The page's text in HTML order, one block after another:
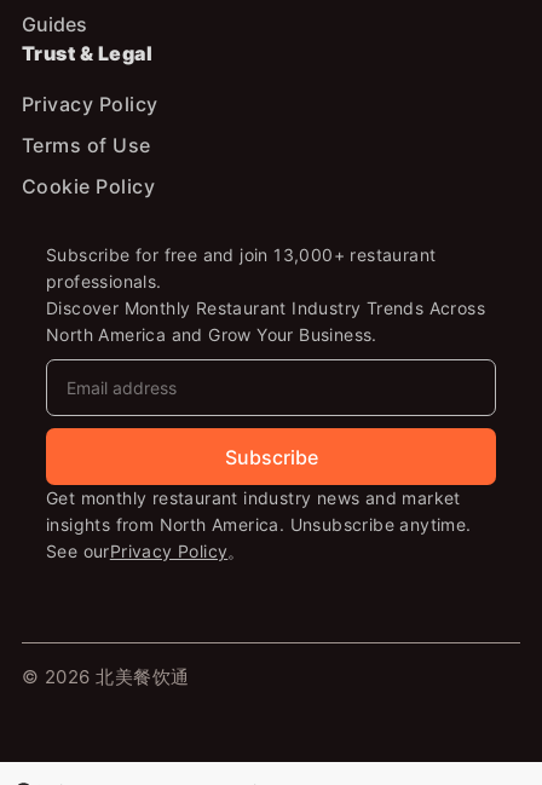
Guides
Trust & Legal
Privacy Policy
Terms of Use
Cookie Policy
Subscribe for free and join 13,000+ restaurant
professionals.
Discover Monthly Restaurant Industry Trends Across
North America and Grow Your Business.
Subscribe
Get monthly restaurant industry news and market
insights from North America. Unsubscribe anytime.
See ourPrivacy Policy。
© 2026 北美餐饮通